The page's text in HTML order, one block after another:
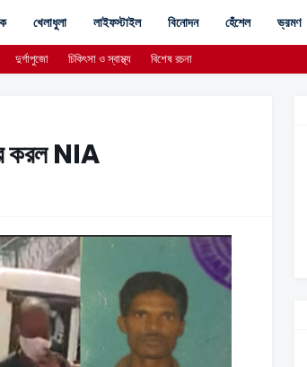
খেলাধুলা লাইফস্টাইল বিনোদন হেঁশেল ভ্রমণ
দুর্গাপুজো চিকিৎসা ও স্বাস্থ্য বিশেষ রচনা
করল NIA